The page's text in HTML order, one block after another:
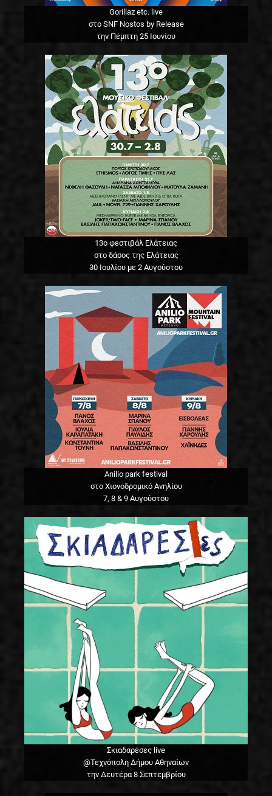
Gorillaz etc. live
στο SNF Nostos by Release
την Πέμπτη 25 Ιουνίου
13o φεστιβάλ Ελάτειας
στο δάσος της Ελάτειας
30 Ιουλίου με 2 Αυγούστου
Anilio park festival
στο Χιονοδρομικό Ανηλίου
7, 8 & 9 Αυγούστου
Σκιαδαρέσες live
@Τεχνόπολη Δήμου Αθηναίων
την Δευτέρα 8 Σεπτεμβρίου